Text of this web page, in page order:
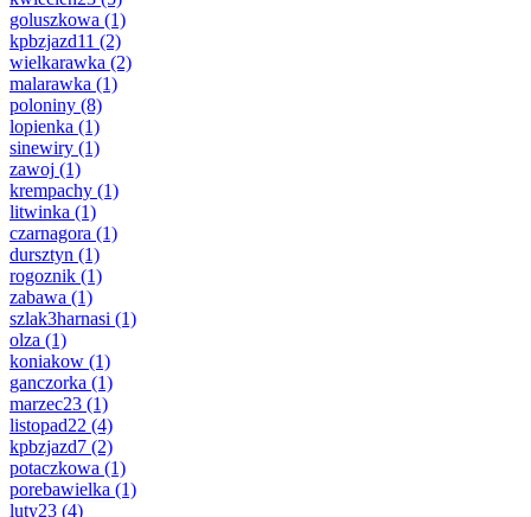
goluszkowa (1)
kpbzjazd11 (2)
wielkarawka (2)
malarawka (1)
poloniny (8)
lopienka (1)
sinewiry (1)
zawoj (1)
krempachy (1)
litwinka (1)
czarnagora (1)
dursztyn (1)
rogoznik (1)
zabawa (1)
szlak3harnasi (1)
olza (1)
koniakow (1)
ganczorka (1)
marzec23 (1)
listopad22 (4)
kpbzjazd7 (2)
potaczkowa (1)
porebawielka (1)
luty23 (4)